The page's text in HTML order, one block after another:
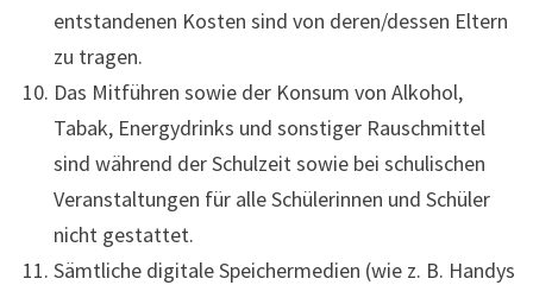
entstandenen Kosten sind von deren/dessen Eltern
zu tragen.
Das Mitführen sowie der Konsum von Alkohol,
Tabak, Energydrinks und sonstiger Rauschmittel
sind während der Schulzeit sowie bei schulischen
Veranstaltungen für alle Schülerinnen und Schüler
nicht gestattet.
Sämtliche digitale Speichermedien (wie z. B. Handys